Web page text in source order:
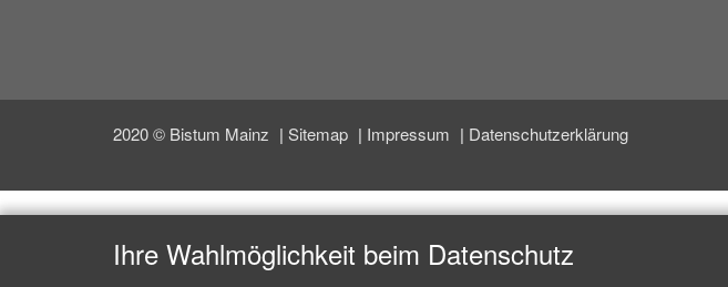
2020 © Bistum Mainz Sitemap Impressum Datenschutzerklärung
Ihre Wahlmöglichkeit beim Datenschutz